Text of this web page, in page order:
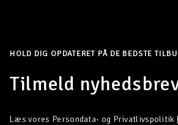
HOLD DIG OPDATERET PÅ DE BEDSTE
Tilmeld
Læs vores Persondata- og Privatlivspolitik